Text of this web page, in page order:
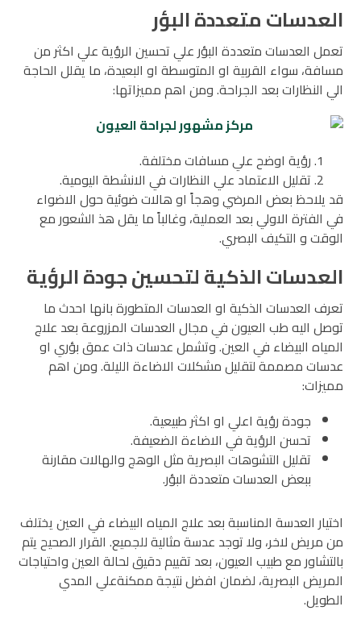
العدسات متعددة البؤر
تعمل العدسات متعددة البؤر علي تحسين الرؤية علي اكثر من
مسافة، سواء القربية او المتوسطة او البعيدة، ما يقلل الحاجة
الي النظارات بعد الجراحة. ومن اهم مميزاتها:
رؤية اوضح علي مسافات مختلفة.
تقليل الاعتماد علي النظارات في الانشطة اليومية.
قد يلاحظ بعض المرضي وهجاً او هالات ضوئية حول الاضواء
في الفترة الاولي بعد العملية، وغالباً ما يقل هذ الشعور مع
الوقت و التكيف البصري.
العدسات الذكية لتحسين جودة الرؤية
تعرف العدسات الذكية او العدسات المتطورة بانها احدث ما
توصل اليه طب العيون في مجال العدسات المزروعة بعد علاج
المياه البيضاء في العين. وتشمل عدسات ذات عمق بؤري او
عدسات مصممة لتقليل مشكلات الاضاءة الليلة. ومن اهم
مميزات:
جودة رؤية اعلي او اكثر طبيعية.
تحسن الرؤية في الاضاءة الضعيفة.
تقليل التشوهات البصرية مثل الوهج والهالات مقارنة
ببعض العدسات متعددة البؤر.
اختيار العدسة المناسبة بعد علاج المياه البيضاء في العين يختلف
من مريض لاخر، ولا توجد عدسة مثالية للجميع. القرار الصحيح يتم
بالتشاور مع طبيب العيون، بعد تقييم دقيق لحالة العين واحتياجات
المريض البصرية، لضمان افضل نتيجة ممكنةعلي المدي
الطويل.